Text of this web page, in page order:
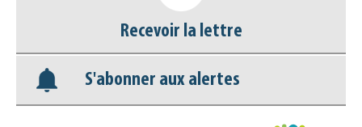
Nos veilles Scoop.it
Appels à projets
Recevoir la lettre
S'abonner aux alertes